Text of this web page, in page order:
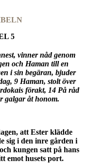
5
vinner nåd genom
och Haman till en
i sin begäran, bjuder
9 Haman, stolt över
förakt, 14 På råd
galgar åt honom.
att Ester klädde
sig i den inre gården i
kungen satt på hans
emot husets port.